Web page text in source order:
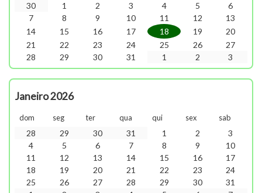
30 1 2 3 4 5
6
7
8 9 10 11 12
13
14
15 16 17 18 19
20
21
22 23 24 25 26
27
28
29 30 31 1 2 3
Janeiro 2026
dom seg ter qua qui sex sab
28 29 30 31 1 2
3
4
5 6 7 8 9
10
11
12 13 14 15 16
17
18
19 20 21 22 23
24
25
26 27 28 29 30
31